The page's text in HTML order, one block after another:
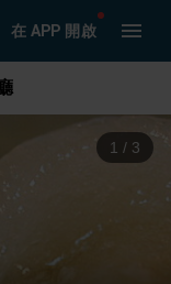
在 APP 開啟
1 / 3